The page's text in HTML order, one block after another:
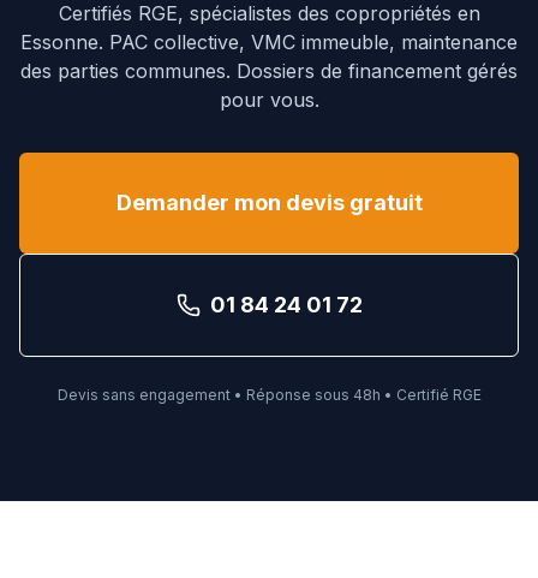
Certifiés RGE, spécialistes des copropriétés en
Essonne. PAC collective, VMC immeuble, maintenance
des parties communes. Dossiers de financement gérés
pour vous.
Demander mon devis gratuit
01 84 24 01 72
Devis sans engagement • Réponse sous 48h • Certifié RGE